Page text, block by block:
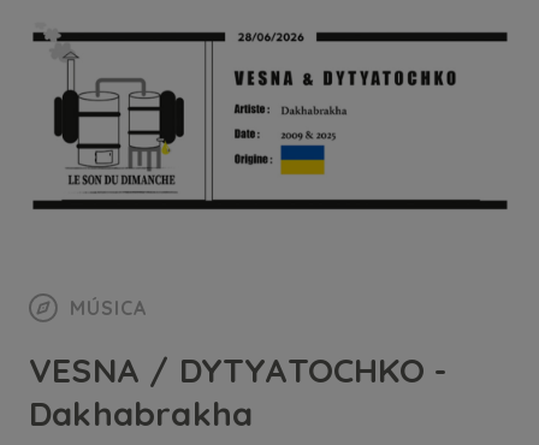
MÚSICA
VESNA / DYTYATOCHKO -
Dakhabrakha